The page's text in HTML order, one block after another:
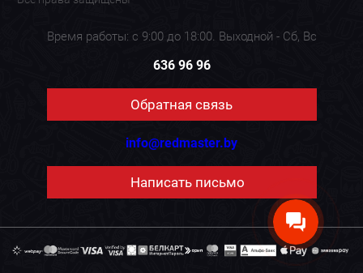
Время работы: с 9:00 до 18:00. Выходной - Сб, Вс
636 96 96
Обратная связь
info@redmaster.by
Написать письмо